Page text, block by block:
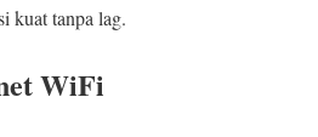
kuat tanpa lag.
WiFi